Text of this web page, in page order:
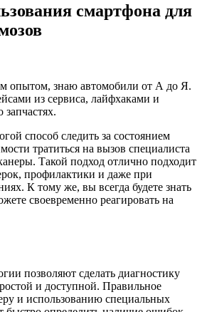
смартфона для
опытом, знаю автомобили от А до Я.
из сервиса, лайфхаками и
способ следить за состоянием
тратиться на вызов специалиста
Такой подход отлично подходит
профилактики и даже при
К тому же, вы всегда будете знать
своевременно реагировать на
позволяют сделать диагностику
и доступной. Правильное
и использованию специальных